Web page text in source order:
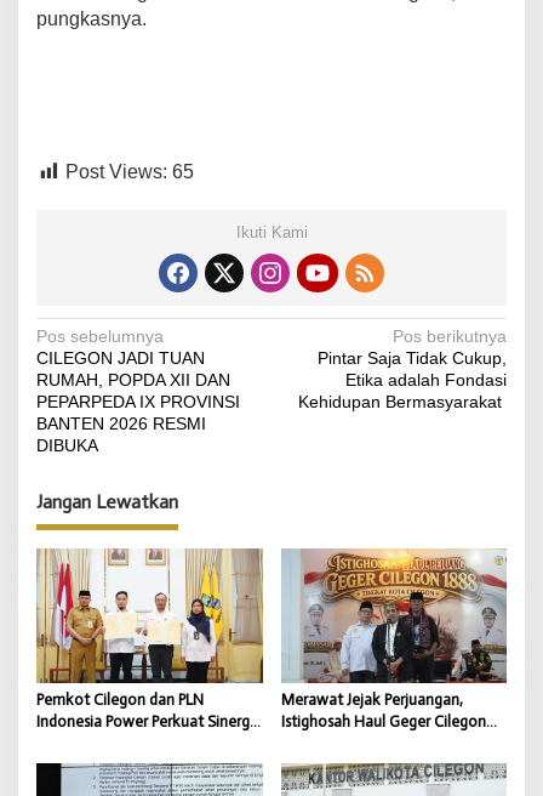
pungkasnya.
Post Views: 65
Ikuti Kami
N
a
v
i
a
s
i
p
o
s
Pos sebelumnya
CILEGON JADI TUAN
RUMAH, POPDA XII DAN
PEPARPEDA IX PROVINSI
BANTEN 2026 RESMI
DIBUKA
Pos berikutnya
Pintar Saja Tidak Cukup,
Etika adalah Fondasi
Kehidupan Bermasyarakat ‎
Jangan Lewatkan
Pemkot Cilegon dan PLN
Indonesia Power Perkuat Sinergi
Pembangunan Daerah
Merawat Jejak Perjuangan,
Istighosah Haul Geger Cilegon
Semangat Kebangsaan